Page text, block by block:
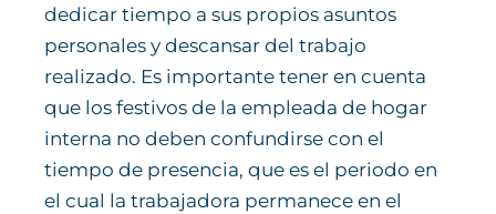
dedicar tiempo a sus propios asuntos
personales y descansar del trabajo
realizado. Es importante tener en cuenta
que los festivos de la empleada de hogar
interna no deben confundirse con el
tiempo de presencia, que es el periodo en
el cual la trabajadora permanece en el